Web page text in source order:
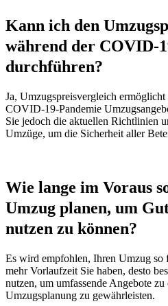
Kann ich den
während der COVID-
durchführen?
Ja, Umzugspreisvergleich
COVID-19-Pandemie
Sie jedoch die aktuellen Richtlinien
Umzüge, um die Sicherheit aller
Wie lange im Voraus
Umzug planen, um
nutzen zu können?
Es wird empfohlen, Ihren Umzug so
mehr Vorlaufzeit Sie haben, desto
nutzen, um umfassende Angebote
Umzugsplanung zu gewährleisten.